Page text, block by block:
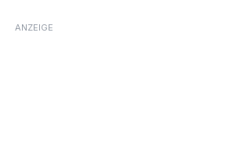
ANZEIGE